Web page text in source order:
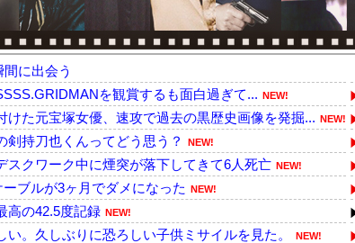
に出会う
を観賞するも面白過ぎて... NEW!
けた元宝塚女優、速攻で過去の黒歴史画像を発掘... NEW!
剣持刀也くんってどう思う？ NEW!
スクワーク中に煙突が落下してきて6人死亡 NEW!
ブルが3ヶ月でダメになった NEW!
の42.5度記録 NEW!
い。久しぶりに恐ろしい子供ミサイルを見た。 NEW!